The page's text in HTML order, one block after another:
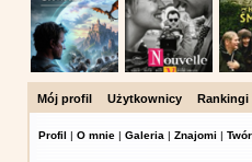
Mój profil Użytkownicy Rankingi
Profil | O mnie | Galeria | Znajomi |